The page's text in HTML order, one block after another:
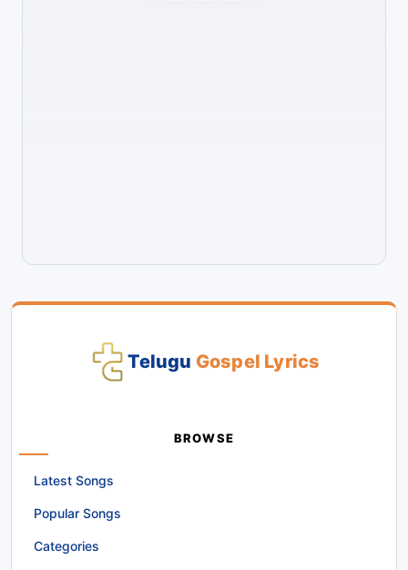
Telugu Gospel Lyrics
BROWSE
Latest Songs
Popular Songs
Categories